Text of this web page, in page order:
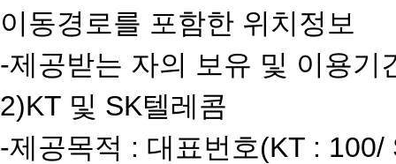
이동경로를 포함한 위치정보
-제공받는 자의 보유 및 이용
2)KT 및 SK텔레콤
-제공목적 : 대표번호(KT :